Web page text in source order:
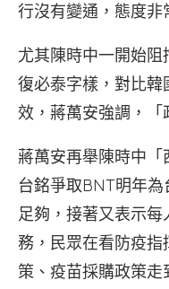
行沒有變通，態度非
尤其陳時中一開始
復必泰字樣，對比
效，蔣萬安強調，「
蔣萬安再舉陳時中
台銘爭取BNT明年
足夠，接著又表示
務，民眾在看防疫
策、疫苗採購政策走